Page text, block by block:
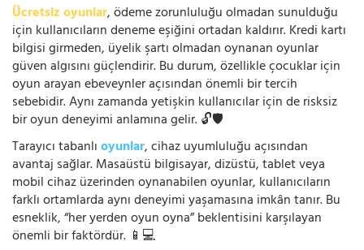
Ücretsiz oyunlar, ödeme zorunluluğu olmadan sunulduğu
için kullanıcıların deneme eşiğini ortadan kaldırır. Kredi kartı
bilgisi girmeden, üyelik şartı olmadan oynanan oyunlar
güven algısını güçlendirir. Bu durum, özellikle çocuklar için
oyun arayan ebeveynler açısından önemli bir tercih
sebebidir. Aynı zamanda yetişkin kullanıcılar için de risksiz
bir oyun deneyimi anlamına gelir. 🔓🛡️
Tarayıcı tabanlıoyunlar, cihaz uyumluluğu açısından
avantaj sağlar. Masaüstü bilgisayar, dizüstü, tablet veya
mobil cihaz üzerinden oynanabilen oyunlar, kullanıcıların
farklı ortamlarda aynı deneyimi yaşamasına imkân tanır. Bu
esneklik, “her yerden oyun oyna” beklentisini karşılayan
önemli bir faktördür. 📱💻